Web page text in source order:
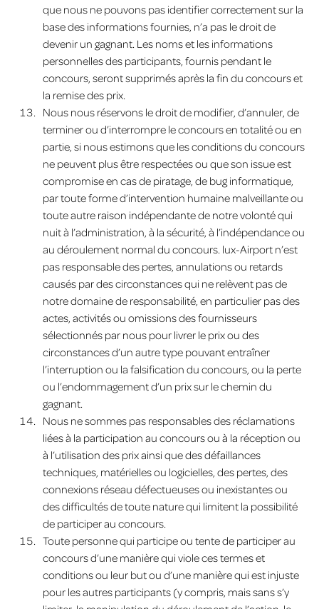
que nous ne pouvons pas identifier correctement sur la
base des informations fournies, n’a pas le droit de
devenir un gagnant. Les noms et les informations
personnelles des participants, fournis pendant le
concours, seront supprimés après la fin du concours et
la remise des prix.
Nous nous réservons le droit de modifier, d’annuler, de
terminer ou d’interrompre le concours en totalité ou en
partie, si nous estimons que les conditions du concours
ne peuvent plus être respectées ou que son issue est
compromise en cas de piratage, de bug informatique,
par toute forme d’intervention humaine malveillante ou
toute autre raison indépendante de notre volonté qui
nuit à l’administration, à la sécurité, à l’indépendance ou
au déroulement normal du concours. lux-Airport n’est
pas responsable des pertes, annulations ou retards
causés par des circonstances qui ne relèvent pas de
notre domaine de responsabilité, en particulier pas des
actes, activités ou omissions des fournisseurs
sélectionnés par nous pour livrer le prix ou des
circonstances d’un autre type pouvant entraîner
l’interruption ou la falsification du concours, ou la perte
ou l’endommagement d’un prix sur le chemin du
gagnant.
Nous ne sommes pas responsables des réclamations
liées à la participation au concours ou à la réception ou
à l’utilisation des prix ainsi que des défaillances
techniques, matérielles ou logicielles, des pertes, des
connexions réseau défectueuses ou inexistantes ou
des difficultés de toute nature qui limitent la possibilité
de participer au concours.
Toute personne qui participe ou tente de participer au
concours d’une manière qui viole ces termes et
conditions ou leur but ou d’une manière qui est injuste
pour les autres participants (y compris, mais sans s’y